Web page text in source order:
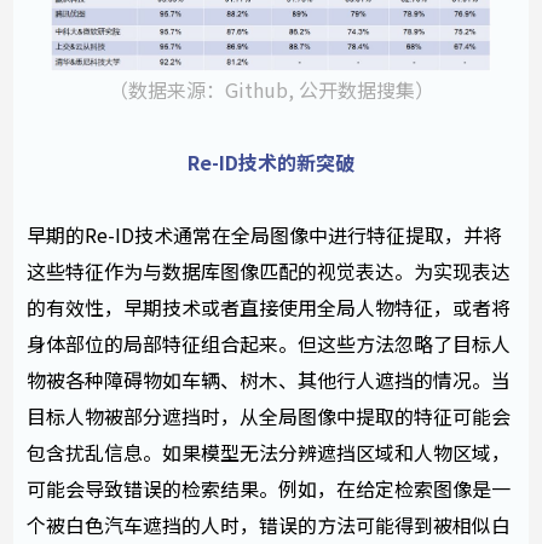
（数据来源：Github, 公开数据搜集）
Re-ID技术的新突破
早期的Re-ID技术通常在全局图像中进行特征提取，并将
这些特征作为与数据库图像匹配的视觉表达。为实现表达
的有效性，早期技术或者直接使用全局人物特征，或者将
身体部位的局部特征组合起来。但这些方法忽略了目标人
物被各种障碍物如车辆、树木、其他行人遮挡的情况。当
目标人物被部分遮挡时，从全局图像中提取的特征可能会
包含扰乱信息。如果模型无法分辨遮挡区域和人物区域，
可能会导致错误的检索结果。例如，在给定检索图像是一
个被白色汽车遮挡的人时，错误的方法可能得到被相似白